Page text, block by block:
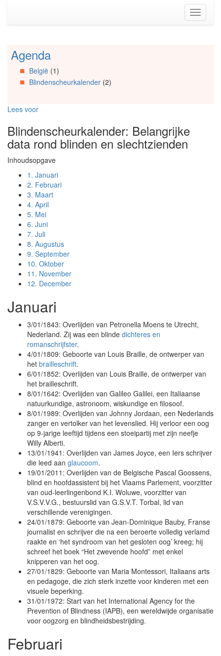
Spring
(Accesskey
Toggle
Spring
naar
Artikels
Spring
Spring
Organisaties
Spring
Social
media
Agenda
België(1)
Blindenscheurkalender(2)
Lees voor
Blindenscheurkalender: Belangrijke
data rond blinden en slechtzienden
Inhoudsopgave
1. Januari
2. Februari
3. Maart
4. April
5. Mei
6. Juni
7. Juli
8. Augustus
9. September
10. Oktober
11. November
12. December
Januari
3/01/1843: Overlijden van Petronella Moens te Utrecht,
Nederland. Zij was een blinde dichteres en
romanschrijfster.
4/01/1809: Geboorte van Louis Braille, de ontwerper van
het brailleschrift.
6/01/1852: Overlijden van Louis Braille, de ontwerper van
het brailleschrift.
8/01/1642: Overlijden van Galileo Galilei, een Italiaanse
natuurkundige, astronoom, wiskundige en filosoof.
8/01/1989: Overlijden van Johnny Jordaan, een Nederlands
zanger en vertolker van het levenslied. Hij verloor een oog
op 9-jarige leeftijd tijdens een stoeipartij met zijn neefje
Willy Alberti.
13/01/1941: Overlijden van James Joyce, een Iers schrijver
die leed aan glaucoom.
19/01/2011: Overlijden van de Belgische Pascal Goossens,
blind en hoofdassistent bij het Vlaams Parlement, voorzitter
van oud-leerlingenbond K.I. Woluwe, voorzitter van
V.S.V.V.G., bestuurslid van G.S.V.T. Torbal, lid van
verschillende verenigingen.
24/01/1879: Geboorte van Jean-Dominique Bauby, Franse
journalist en schrijver die na een beroerte volledig verlamd
raakte en ‘het syndroom van het gesloten oog’ kreeg; hij
schreef het boek “Het zwevende hoofd” met enkel
knipperen van het oog.
27/01/1829: Geboorte van Maria Montessori, Italiaans arts
en pedagoge, die zich sterk inzette voor kinderen met een
visuele beperking.
31/01/1972: Start van het International Agency for the
Prevention of Blindness (IAPB), een wereldwijde organisatie
voor oogzorg en blindheidsbestrijding.
Februari